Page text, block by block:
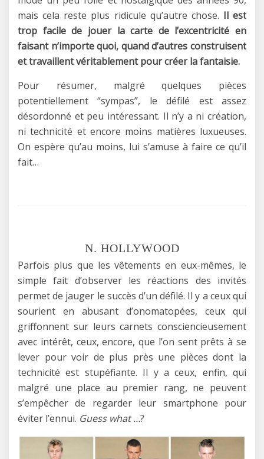
mais cela reste plus ridicule qu’autre chose. Il est
trop facile de jouer la carte de l’excentricité en
faisant n’importe quoi, quand d’autres construisent
et travaillent véritablement pour créer la fantaisie.
Pour résumer, malgré quelques pièces
potentiellement “sympas”, le défilé est assez
désordonné et peu intéressant. Il n’y a ni création,
ni technicité et encore moins matières luxueuses.
On espère qu’au moins, lui s’amuse à faire ce qu’il
fait…
N. HOLLYWOOD
Parfois plus que les vêtements en eux-mêmes, le
simple fait d’observer les réactions des invités
permet de jauger le succès d’un défilé. Il y a ceux qui
sourient en abusant d’onomatopées, ceux qui
griffonnent sur leurs carnets consciencieusement
avec intérêt, ceux, encore, que l’on sent prêts à se
lever pour voir de plus près une pièces dont la
technicité est stupéfiante. Il y a ceux, enfin, qui
malgré une place au premier rang, ne peuvent
s’empêcher de regarder leur smartphone pour
éviter l’ennui. Guess what …?